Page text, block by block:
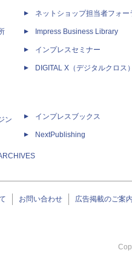
ン
ネットショップ担当者フォー
Impress Business Library
インプレスセミナー
DIGITAL X（デジタルクロス）
インプレスブックス
NextPublishing
お問い合わせ 広告掲載のご案内